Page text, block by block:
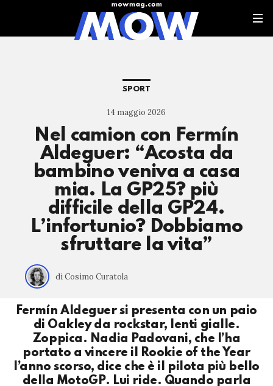
SPORT
14 maggio 2026
Nel camion con Fermín
Aldeguer: “Acosta da
bambino veniva a casa
mia. La GP25? più
difficile della GP24.
L’infortunio? Dobbiamo
sfruttare la vita”
di Cosimo Curatola
Fermín Aldeguer si presenta con un paio
di Oakley da rockstar, lenti gialle.
Zoppica. Nadia Padovani, che l’ha
portato a vincere il Rookie of the Year
l’anno scorso, dice che è il pilota più bello
della MotoGP. Lui ride. Quando parla